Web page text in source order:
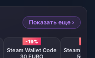
Показать еще ›
-19%
Steam Wallet Code
30 EURO
Steam
50